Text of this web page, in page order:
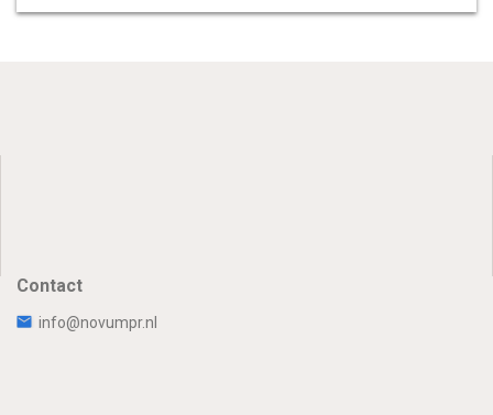
Contact
info@novumpr.nl